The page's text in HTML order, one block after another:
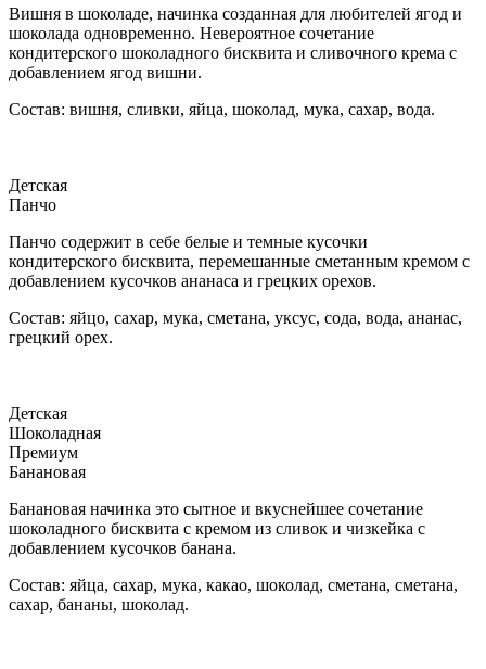
Вишня в шоколаде, начинка созданная для любителей ягод и
шоколада одновременно. Невероятное сочетание
кондитерского шоколадного бисквита и сливочного крема с
добавлением ягод вишни.
Состав: вишня, сливки, яйца, шоколад, мука, сахар, вода.
Детская
Панчо
Панчо содержит в себе белые и темные кусочки
кондитерского бисквита, перемешанные сметанным кремом с
добавлением кусочков ананаса и грецких орехов.
Состав: яйцо, сахар, мука, сметана, уксус, сода, вода, ананас,
грецкий орех.
Детская
Шоколадная
Премиум
Банановая
Банановая начинка это сытное и вкуснейшее сочетание
шоколадного бисквита с кремом из сливок и чизкейка с
добавлением кусочков банана.
Состав: яйца, сахар, мука, какао, шоколад, сметана, сметана,
сахар, бананы, шоколад.